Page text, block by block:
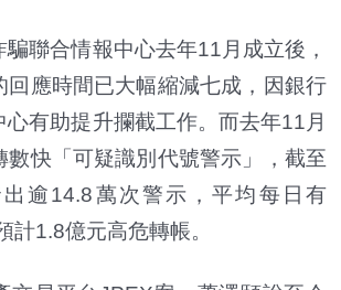
聯合情報中心去年11月成立後，
回應時間已大幅縮減七成，因銀行
有助提升攔截工作。而去年11月
數快「可疑識別代號警示」，截至
逾14.8萬次警示，平均每日有
計1.8億元高危轉帳。